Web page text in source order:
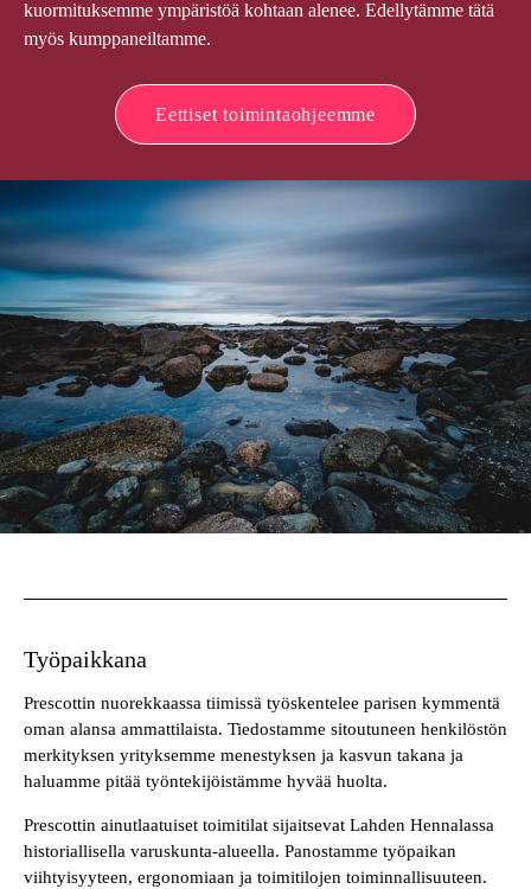
kuormituksemme ympäristöä kohtaan alenee. Edellytämme tätä
myös kumppaneiltamme.
Eettiset toimintaohjeemme
Työpaikkana
Prescottin nuorekkaassa tiimissä työskentelee parisen kymmentä
oman alansa ammattilaista. Tiedostamme sitoutuneen henkilöstön
merkityksen yrityksemme menestyksen ja kasvun takana ja
haluamme pitää työntekijöistämme hyvää huolta.
Prescottin ainutlaatuiset toimitilat sijaitsevat Lahden Hennalassa
historiallisella varuskunta-alueella. Panostamme työpaikan
viihtyisyyteen, ergonomiaan ja toimitilojen toiminnallisuuteen.